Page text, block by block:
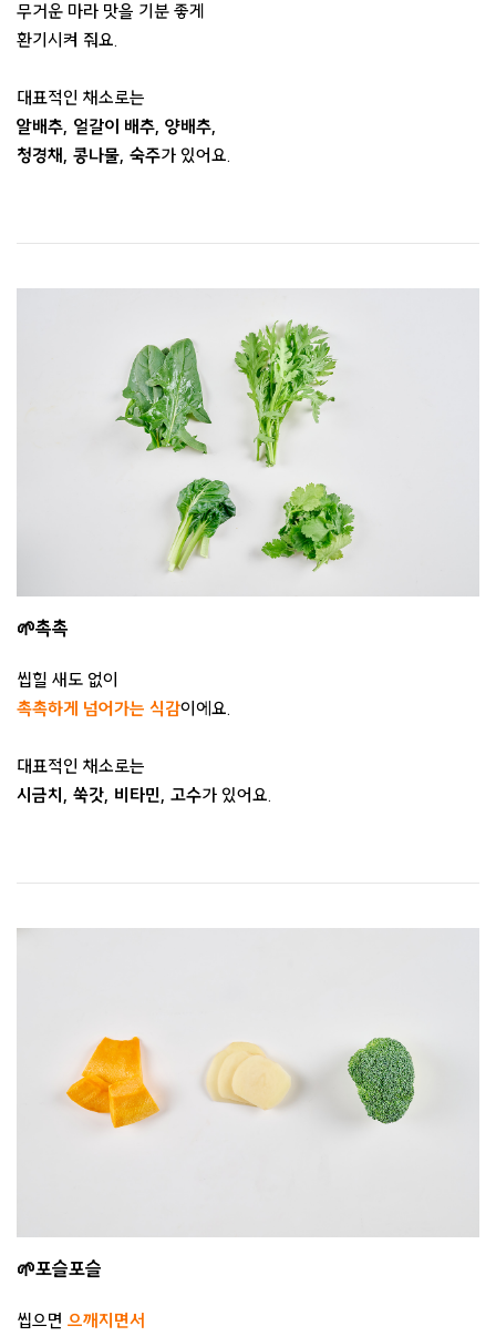
무거운 마라 맛을 기분 좋게
환기시켜 줘요.
대표적인 채소로는
알배추, 얼갈이 배추, 양배추,
청경채, 콩나물, 숙주가 있어요.
🌱촉촉
씹힐 새도 없이
촉촉하게 넘어가는 식감이에요.
대표적인 채소로는
시금치, 쑥갓, 비타민, 고수가 있어요.
🌱포슬포슬
씹으면 으깨지면서